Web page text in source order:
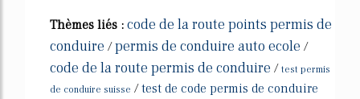
Thèmes liés : code de la route points permis de
conduire /permis de conduire auto ecole /
code de la route permis de conduire / test permis
de conduire suisse /test de code permis de conduire